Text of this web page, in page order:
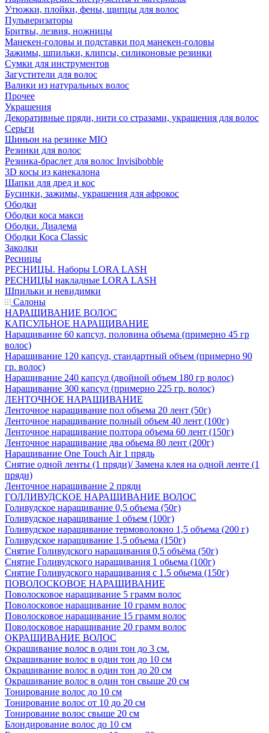
Утюжки, плойки, фены, щипцы для волос
Пульверизаторы
Бритвы, лезвия, ножницы
Манекен-головы и подставки под манекен-головы
Зажимы, шпильки, клипсы, силиконовые резинки
Сумки для инструментов
Загустители для волос
Валики из натуральных волос
Прочее
Украшения
Декоративные пряди, нити со стразами, украшения для волос
Серьги
Шиньон на резинке MIO
Резинки для волос
Резинка-браслет для волос Invisibobble
3D косы из канекалона
Шапки для дред и кос
Бусинки, зажимы, украшения для афрокос
Ободки
Ободки коса макси
Ободки. Диадема
Ободки Коса Classic
Заколки
Ресницы
РЕСНИЦЫ. Наборы LORA LASH
РЕСНИЦЫ накладные LORA LASH
Шпильки и невидимки
Салоны
НАРАЩИВАНИЕ ВОЛОС
КАПСУЛЬНОЕ НАРАЩИВАНИЕ
Наращивание 60 капсул, половина объема (примерно 45 гр
волос)
Наращивание 120 капсул, стандартный объем (примерно 90
гр. волос)
Наращивание 240 капсул (двойной объем 180 гр волос)
Наращивание 300 капсул (примерно 225 гр. волос)
ЛЕНТОЧНОЕ НАРАЩИВАНИЕ
Ленточное наращивание пол объема 20 лент (50г)
Ленточное наращивание полный объем 40 лент (100г)
Ленточное наращивание полтора объема 60 лент (150г)
Ленточное наращивание два обьема 80 лент (200г)
Наращивание One Touch Air 1 прядь
Снятие одной ленты (1 пряди)/ Замена клея на одной ленте (1
пряди)
Ленточное наращивание 2 пряди
ГОЛЛИВУДСКОЕ НАРАЩИВАНИЕ ВОЛОС
Голивудское наращивание 0,5 объема (50г)
Голивудское наращивание 1 объем (100г)
Голивудское наращивание термоволокно 1,5 объема (200 г)
Голивудское наращивание 1,5 объема (150г)
Снятие Голивудского наращивания 0,5 объёма (50г)
Снятие Голивудского наращивания 1 обьема (100г)
Снятие Голивудского наращивания с 1.5 обьема (150г)
ПОВОЛОСКОВОЕ НАРАЩИВАНИЕ
Поволосковое наращивание 5 грамм волос
Поволосковое наращивание 10 грамм волос
Поволосковое наращивание 15 грамм волос
Поволосковое наращивание 20 грамм волос
ОКРАШИВАНИЕ ВОЛОС
Окрашивание волос в один тон до 3 см.
Окрашивание волос в один тон до 10 см
Окрашивание волос в один тон до 20 см
Окрашивание волос в один тон свыше 20 см
Тонирование волос до 10 см
Тонирование волос от 10 до 20 см
Тонирование волос свыше 20 см
Блондирование волос до 10 см